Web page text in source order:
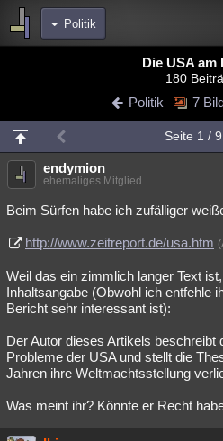
Politik
Blogs
Chat Wiki Neuigkeiten
meine Rubriken
Menschen Wissenschaft
Spiritualität Verschwörungen
Natur Umfragen Unterhaltung
weitere Rubriken
Philosophie Träume Orte
Astronomie Helpdesk Gruppen
Musik Clash Verbesserungen
Die USA am
180
Politik 7
Seite 1 / 9
endymion
ehemaliges Mitglied
Beim Sürfen habe ich zufälliger
http://www.zeitreport.de/usa.htm
Weil das ein zimmlich langer Text
Inhaltsangabe (Obwohl ich entfehle
Bericht sehr interessant ist):
Der Autor dieses Artikels beschreibt
Probleme der USA und stellt die
Jahren ihre Weltmachtsstellung
Was meint ihr? Könnte er Recht